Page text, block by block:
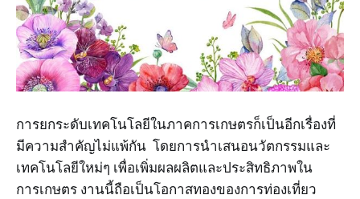
การยกระดับเทคโนโลยีในภาคการเกษตรก็เป็นอีกเรื่องที่
มีความสำคัญไม่แพ้กัน โดยการนำเสนอนวัตกรรมและ
เทคโนโลยีใหม่ๆ เพื่อเพิ่มผลผลิตและประสิทธิภาพใน
การเกษตร งานนี้ถือเป็นโอกาสทองของการท่องเที่ยว